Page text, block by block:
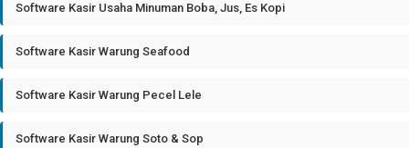
Software Kasir Usaha Minuman Boba, Jus, Es Kopi
Software Kasir Warung Seafood
Software Kasir Warung Pecel Lele
Software Kasir Warung Soto & Sop